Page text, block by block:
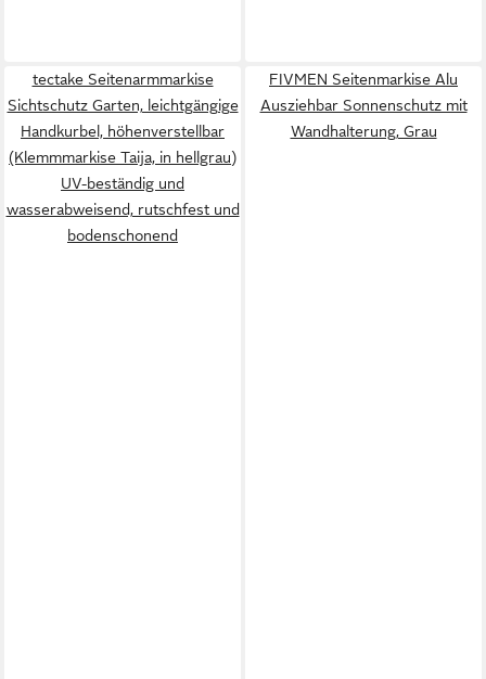
tectake Seitenarmmarkise
Sichtschutz Garten, leichtgängige
Handkurbel, höhenverstellbar
(Klemmmarkise Taija, in hellgrau)
UV-beständig und
wasserabweisend, rutschfest und
bodenschonend
FIVMEN Seitenmarkise Alu
Ausziehbar Sonnenschutz mit
Wandhalterung, Grau